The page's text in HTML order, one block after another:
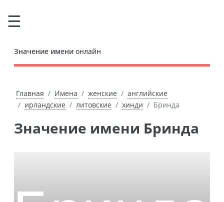
Значение имени онлайн
Главная Имена женские
английские
ирландские
литовские хинди Бринда
Значение имени Бринда